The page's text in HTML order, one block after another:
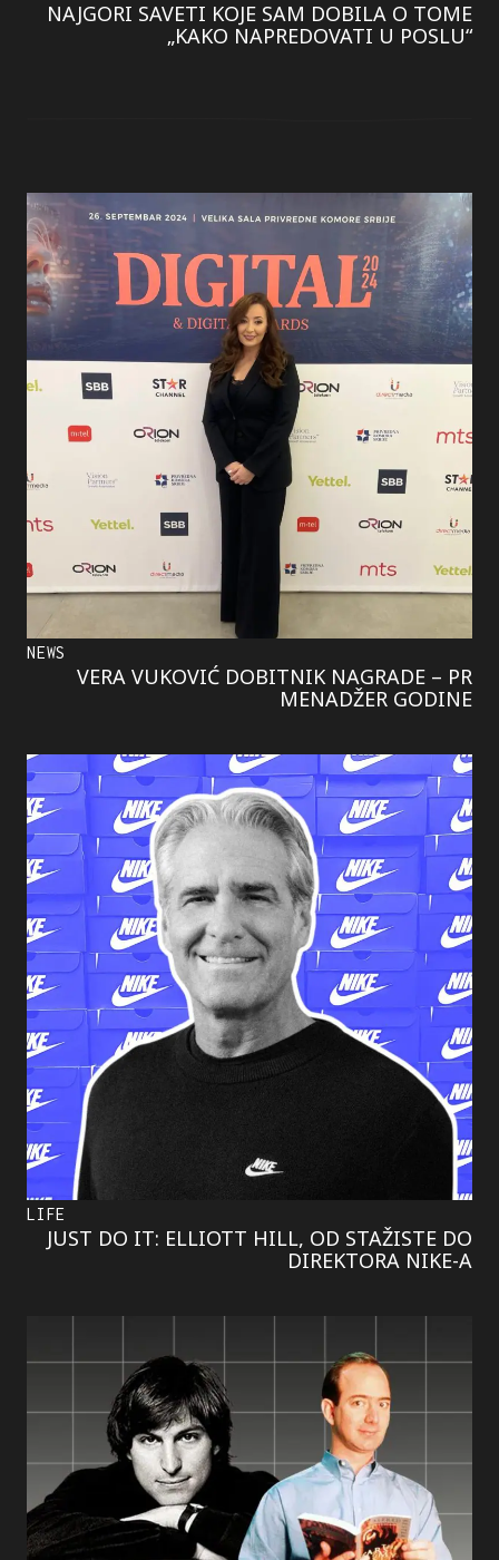
NAJGORI SAVETI KOJE SAM DOBILA O TOME
„KAKO NAPREDOVATI U POSLU“
NEWS
VERA VUKOVIĆ DOBITNIK NAGRADE – PR
MENADŽER GODINE
LIFE
JUST DO IT: ELLIOTT HILL, OD STAŽISTE DO
DIREKTORA NIKE-A